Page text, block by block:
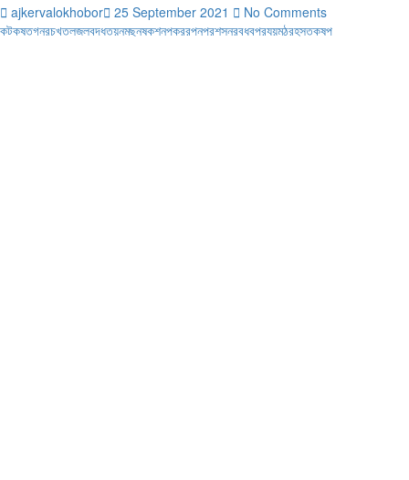
ajkervalokhobor 25 September 2021
No Comments
কটকষতগনরচখতলজলবদধতয়নমছনষকশনপকররপনপরশসনরবধবপরযয়মঠরহসতকষপ